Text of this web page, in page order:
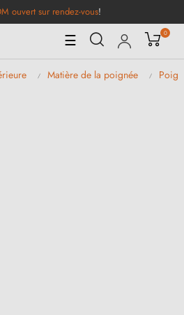
ouvert sur rendez-vous!
Basculer
la
navigation
☰ 0
Matière de la poignée